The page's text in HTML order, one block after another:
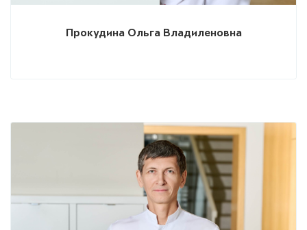
Прокудина Ольга Владиленовна